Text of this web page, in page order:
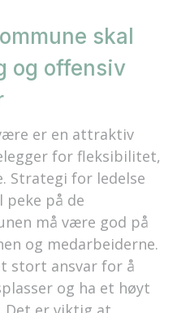
skal
og offensiv
er en attraktiv
for fleksibilitet,
Strategi for ledelse
peke på de
må være god på
og medarbeiderne.
stort ansvar for å
og ha et høyt